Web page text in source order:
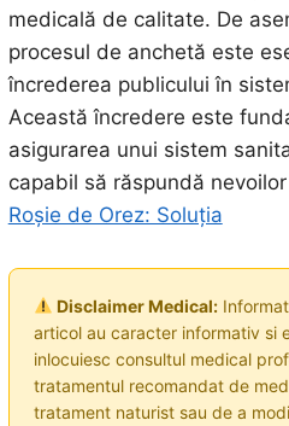
medicală de calitate. De
procesul de anchetă este
încrederea publicului în
Această încredere este
asigurarea unui sistem
capabil să răspundă
Roșie de Orez: Soluția
Disclaimer Medical:
articol au caracter informativ si
inlocuiesc consultul medical
tratamentul recomandat de
tratament naturist sau de a